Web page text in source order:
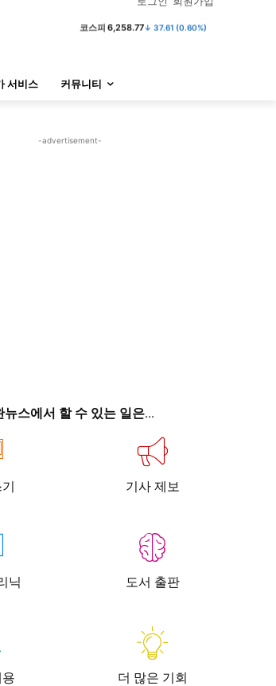
프트 하이브 라라프레스
프트 하이브 라라프레스
코스피 6,258.77↓ 37.61 (0.60%)
서비스 커뮤니티
-advertisement-
뉴스에서 할 수 있는 일은...
닉
기사 제보
도서 출판
더 많은 기회